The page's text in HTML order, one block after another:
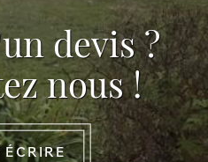
devis ?
nous !
ÉCRIRE